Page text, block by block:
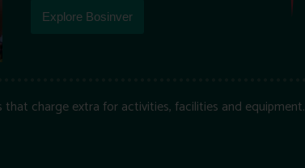
Explore Bosinver
charge extra for activities, facilities and equipment.